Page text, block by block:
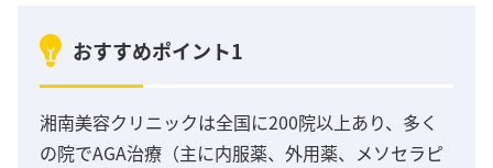
おすすめポイント1
湘南美容クリニックは全国に200院以上あり、多く
の院でAGA治療（主に内服薬、外用薬、メソセラピ